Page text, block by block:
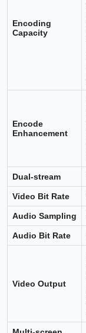
Encoding
Capacity
Encode
Enhancement
Dual-stream
Video Bit Rate
Audio Sampling
Audio Bit Rate
Video Output